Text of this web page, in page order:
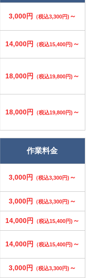
3,000円 （税込3,300円) ～
14,000円 （税込15,400円) ～
18,000円 （税込19,800円) ～
18,000円 （税込19,800円) ～
作業料金
3,000円 （税込3,300円) ～
3,000円 （税込3,300円) ～
14,000円 （税込15,400円) ～
14,000円 （税込15,400円) ～
3,000円 （税込3,300円) ～